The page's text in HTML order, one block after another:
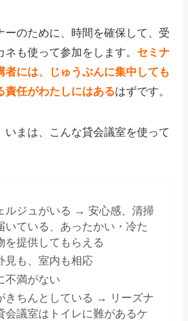
ーのために、時間を確保して、受
も使って参加をします。 セミナ
者には、じゅうぶんに集中しても
責任がわたしにはあるはずです。
いまは、こんな貸会議室を使って
ルジュがいる → 安心感、清掃
いている、あったかい・冷た
を提供してもらえる
見も、室内も相応
不満がない
きちんとしている → リーズナ
会議室はトイレに難があるケ